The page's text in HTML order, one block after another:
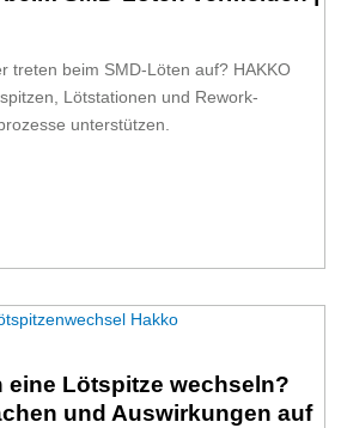
treten beim SMD-Löten auf? HAKKO
Lötstationen und Rework-
unterstützen.
eine Lötspitze wechseln?
und Auswirkungen auf